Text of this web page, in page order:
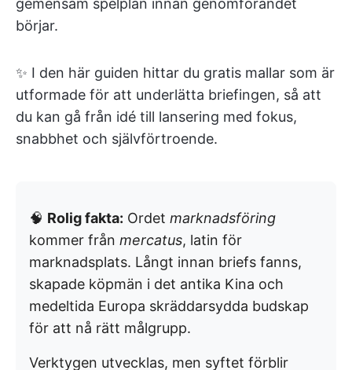
gemensam spelplan innan genomförandet
börjar.
✨ I den här guiden hittar du gratis mallar som är
utformade för att underlätta briefingen, så att
du kan gå från idé till lansering med fokus,
snabbhet och självförtroende.
🧠 Rolig fakta: Ordet marknadsföring
kommer från mercatus, latin för
marknadsplats. Långt innan briefs fanns,
skapade köpmän i det antika Kina och
medeltida Europa skräddarsydda budskap
för att nå rätt målgrupp.
Verktygen utvecklas, men syftet förblir